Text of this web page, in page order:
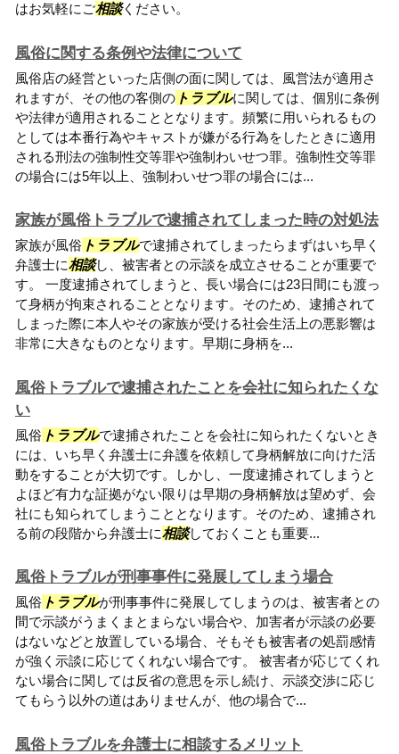
はお気軽にご相談ください。
風俗に関する条例や法律について
風俗店の経営といった店側の面に関しては、風営法が適用さ
れますが、その他の客側の トラブルに関しては、個別に条例
や法律が適用されることとなります。頻繁に用いられるもの
としては本番行為やキャストが嫌がる行為をしたときに適用
される刑法の強制性交等罪や強制わいせつ罪。強制性交等罪
の場合には5年以上、強制わいせつ罪の場合には...
家族が風俗トラブルで逮捕されてしまった時の対処法
家族が風俗 トラブルで逮捕されてしまったらまずはいち早く
弁護士に相談し、被害者との示談を成立させることが重要で
す。 一度逮捕されてしまうと、長い場合には23日間にも渡っ
て身柄が拘束されることとなります。そのため、逮捕されて
しまった際に本人やその家族が受ける社会生活上の悪影響は
非常に大きなものとなります。早期に身柄を...
風俗トラブルで逮捕されたことを会社に知られたくな
い
風俗 トラブルで逮捕されたことを会社に知られたくないとき
には、いち早く弁護士に弁護を依頼して身柄解放に向けた活
動をすることが大切です。しかし、一度逮捕されてしまうと
よほど有力な証拠がない限りは早期の身柄解放は望めず、会
社にも知られてしまうこととなります。そのため、逮捕され
る前の段階から弁護士に相談しておくことも重要...
風俗トラブルが刑事事件に発展してしまう場合
風俗 トラブルが刑事事件に発展してしまうのは、被害者との
間で示談がうまくまとまらない場合や、加害者が示談の必要
はないなどと放置している場合、そもそも被害者の処罰感情
が強く示談に応じてくれない場合です。 被害者が応じてくれ
ない場合に関しては反省の意思を示し続け、示談交渉に応じ
てもらう以外の道はありませんが、他の場合で...
風俗トラブルを弁護士に相談するメリット